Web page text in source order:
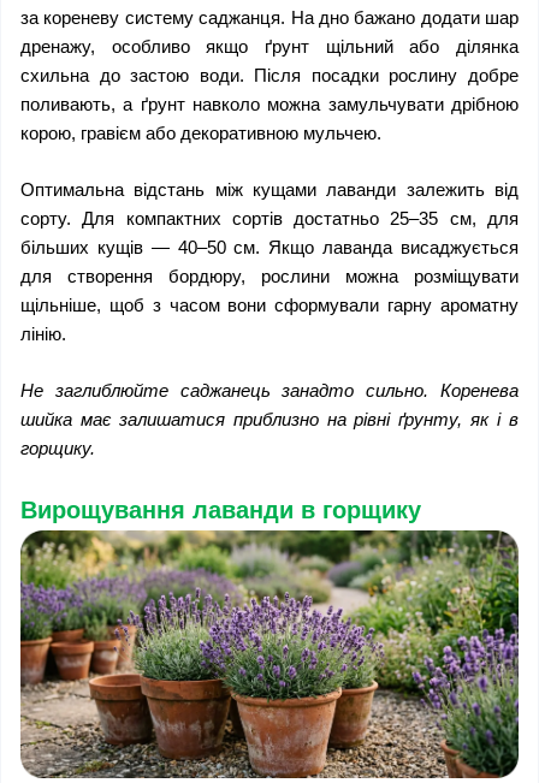
за кореневу систему саджанця. На дно бажано додати шар
дренажу, особливо якщо ґрунт щільний або ділянка
схильна до застою води. Після посадки рослину добре
поливають, а ґрунт навколо можна замульчувати дрібною
корою, гравієм або декоративною мульчею.
Оптимальна відстань між кущами лаванди залежить від
сорту. Для компактних сортів достатньо 25–35 см, для
більших кущів — 40–50 см. Якщо лаванда висаджується
для створення бордюру, рослини можна розміщувати
щільніше, щоб з часом вони сформували гарну ароматну
лінію.
Не заглиблюйте саджанець занадто сильно. Коренева
шийка має залишатися приблизно на рівні ґрунту, як і в
горщику.
Вирощування лаванди в горщику